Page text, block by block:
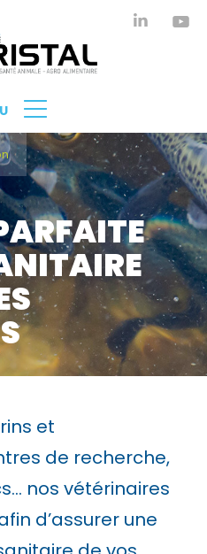
et
de recherche,
nos vétérinaires
d’assurer une